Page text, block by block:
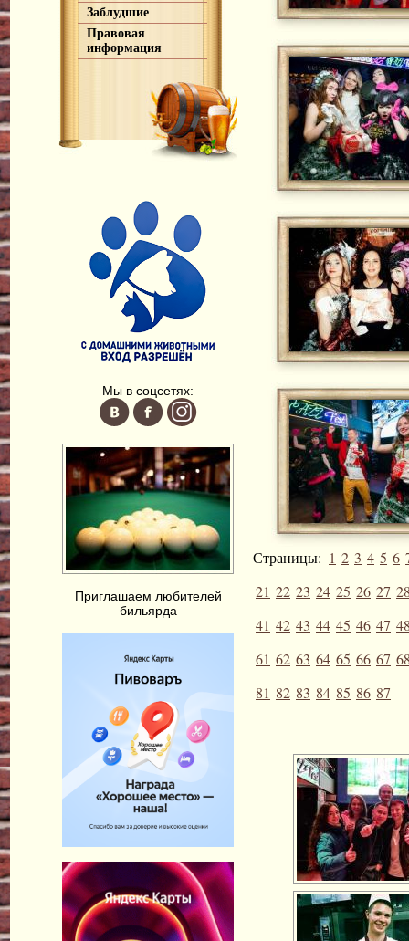
Заблудшие
Правовая
информация
Мы в соцсетях:
Приглашаем любителей
бильярда
Страницы: 1 2 3 4 5 6
21 22 23 24 25 26 27
41 42 43 44 45 46 47
61 62 63 64 65 66 67
81 82 83 84 85 86 87